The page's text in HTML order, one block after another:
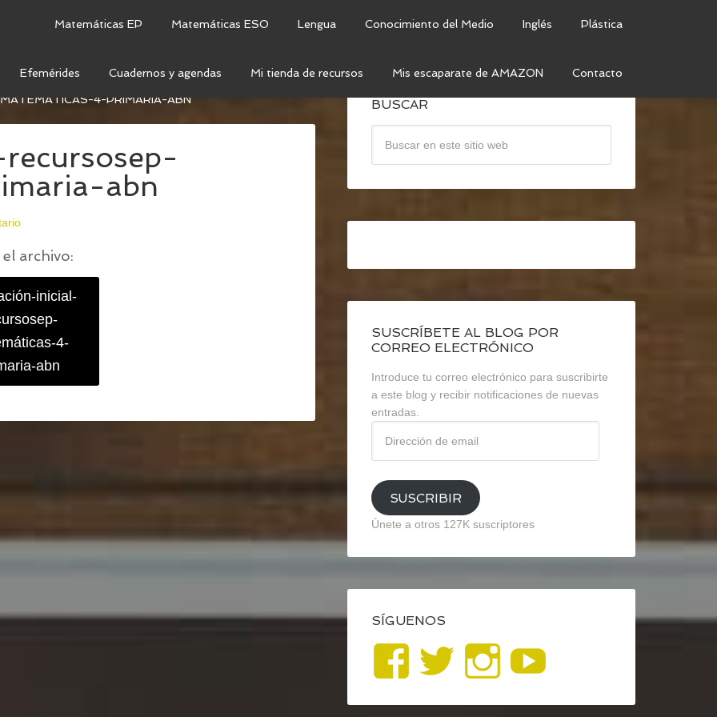
Matemáticas EP Matemáticas ESO Lengua Conocimiento del Medio Inglés Plástica
Efemérides Cuadernos y agendas Mi tienda de recursos Mis escaparate de AMAZON Contacto
INICIALES DE MATEMÁTICAS ABN PARA
4-PRIMARIA-ABN
abn
archivo:
inicial-
4-
abn
BUSCAR
SUSCRÍBETE AL BLOG POR
CORREO ELECTRÓNICO
Introduce tu correo electrónico para suscribirte
a este blog y recibir notificaciones de nuevas
entradas.
email
SUSCRIBIR
Únete a otros 127K suscriptores
SÍGUENOS
Ver
perfil
Ver
perfil
Ver
perfil